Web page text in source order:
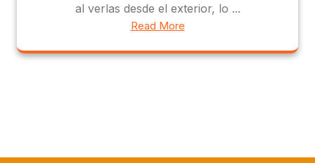
al verlas desde el exterior, lo ...
Read More